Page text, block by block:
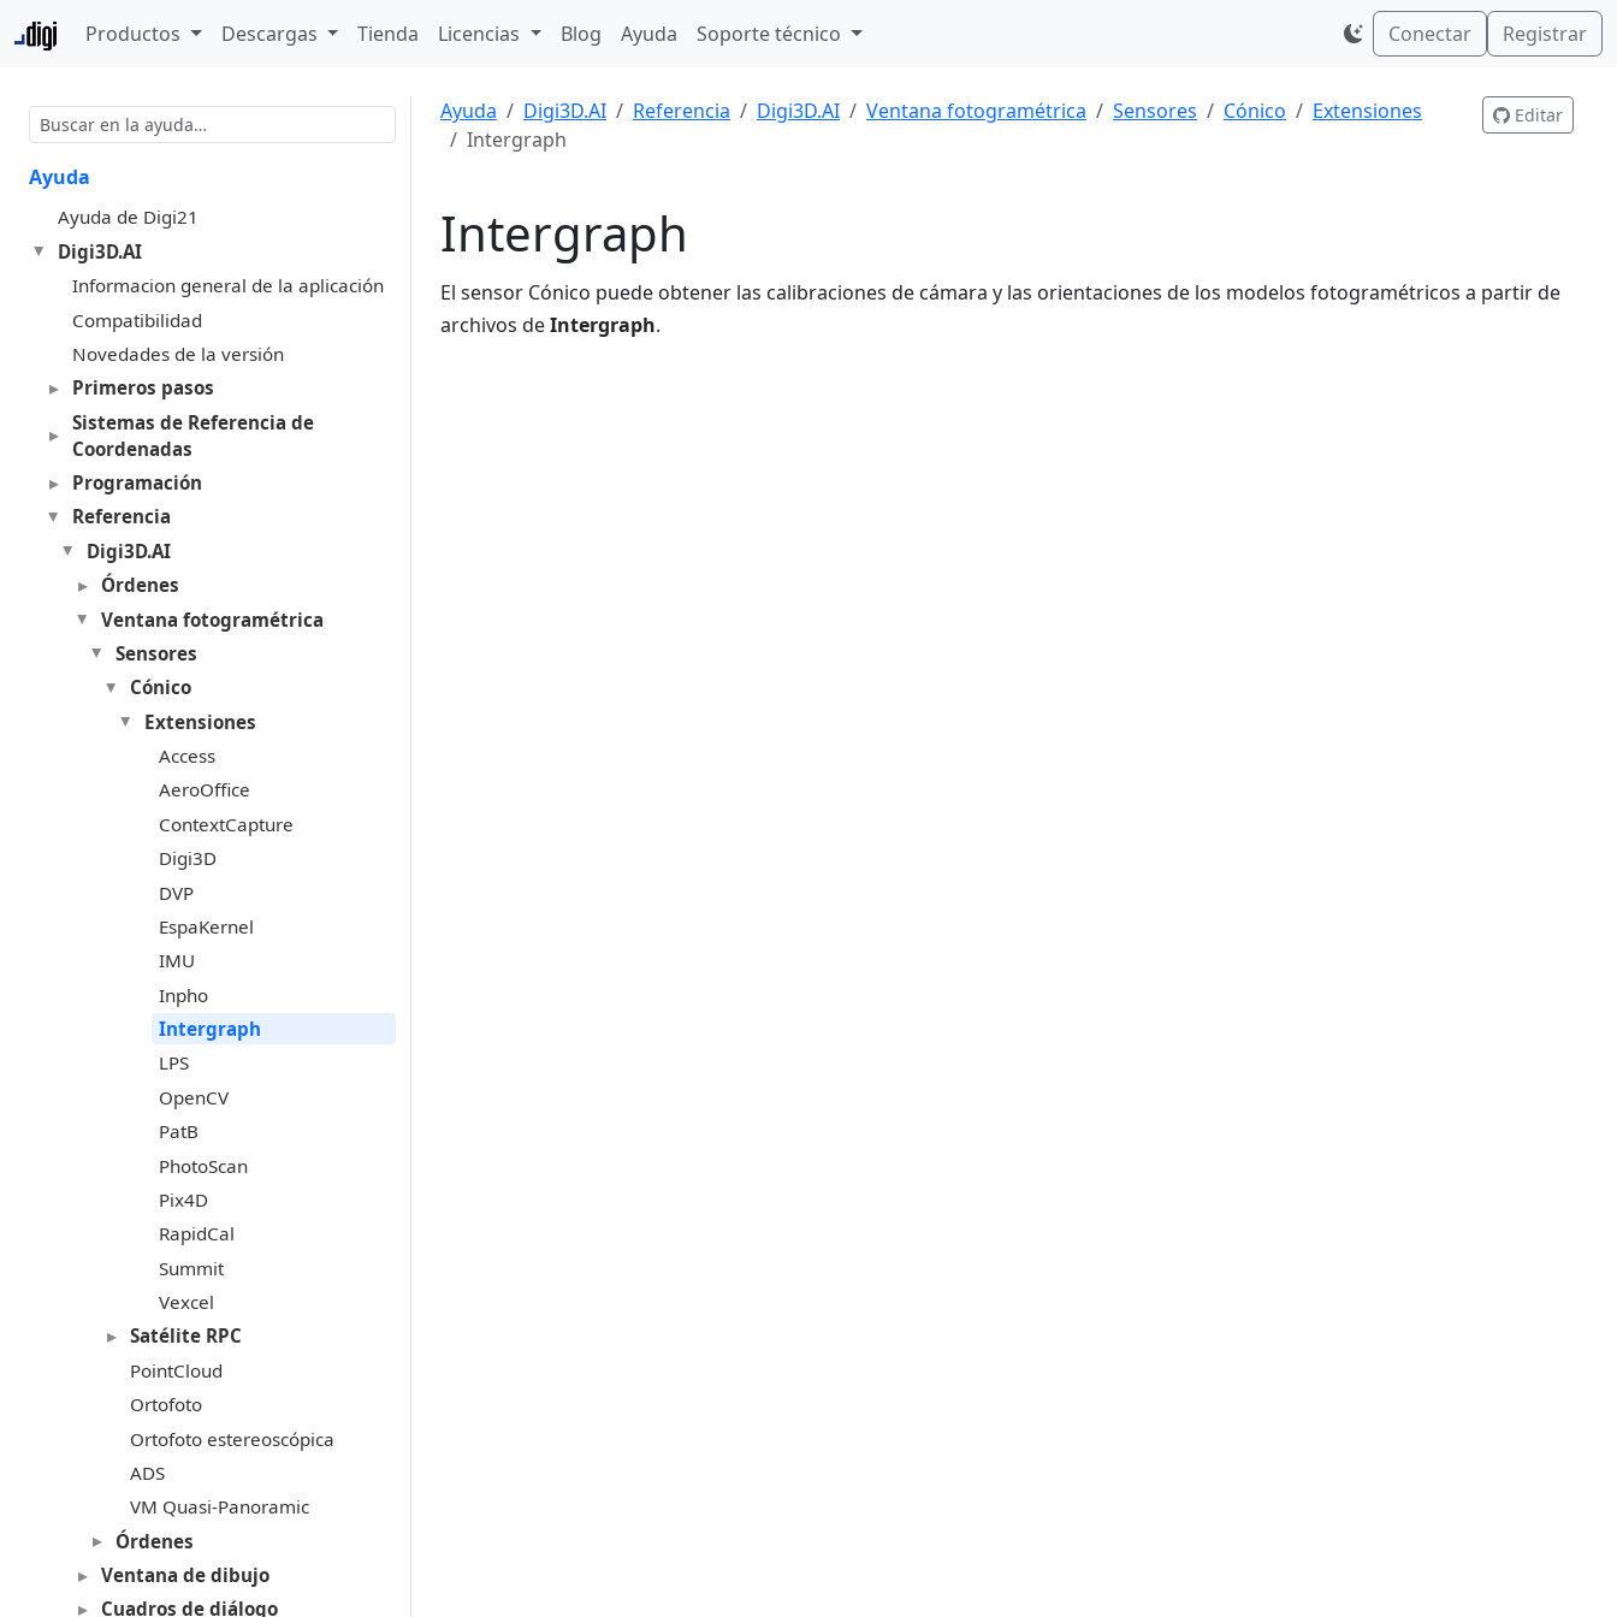
Productos Descargas Tienda Licencias Blog Ayuda Soporte técnico Conectar Registrar
Ayuda
Ayuda de Digi21
Digi3D.AI
Informacion general de la aplicación
Compatibilidad
Novedades de la versión
Primeros pasos
Sistemas de Referencia de
Coordenadas
Programación
Referencia
Digi3D.AI
Órdenes
Ventana fotogramétrica
Sensores
Cónico
Extensiones
Access
AeroOffice
ContextCapture
Digi3D
DVP
EspaKernel
IMU
Inpho
Intergraph
LPS
OpenCV
PatB
PhotoScan
Pix4D
RapidCal
Summit
Vexcel
Satélite RPC
PointCloud
Ortofoto
Ortofoto estereoscópica
ADS
VM Quasi-Panoramic
Órdenes
Ventana de dibujo
Cuadros de diálogo
Ayuda Digi3D.AI Referencia Digi3D.AI Ventana fotogramétrica Sensores Cónico
Extensiones
Intergraph
Editar
Intergraph
El sensor Cónico puede obtener las calibraciones de cámara y las orientaciones de los modelos fotogramétricos a partir de
archivos deIntergraph.